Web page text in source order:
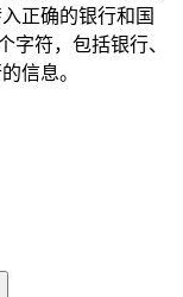
正确的银行和国
符，包括银行、
信息。